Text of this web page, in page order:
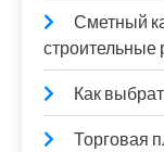
Сметный
строительные
Как
Торговая